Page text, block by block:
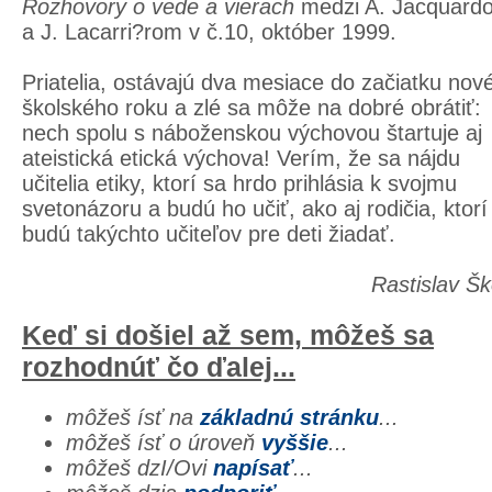
Rozhovory o vede a vierach medzi A.
a J. Lacarri?rom v č.10, október 1999.
Priatelia, ostávajú dva mesiace do začiatku
školského roku a zlé sa môže na dobré obrátiť:
nech spolu s náboženskou výchovou štartuje aj
ateistická etická výchova! Verím, že sa nájdu
učitelia etiky, ktorí sa hrdo prihlásia k svojmu
svetonázoru a budú ho učiť, ako aj rodičia, ktorí
budú takýchto učiteľov pre deti žiadať.
Rastislav
Keď si došiel až sem, môžeš sa
rozhodnúť čo ďalej...
môžeš ísť na základnú stránku...
môžeš ísť o úroveň vyššie...
môžeš dzI/Ovi napísať...